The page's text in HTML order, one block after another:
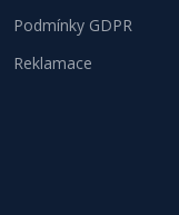
Podmínky GDPR
Reklamace